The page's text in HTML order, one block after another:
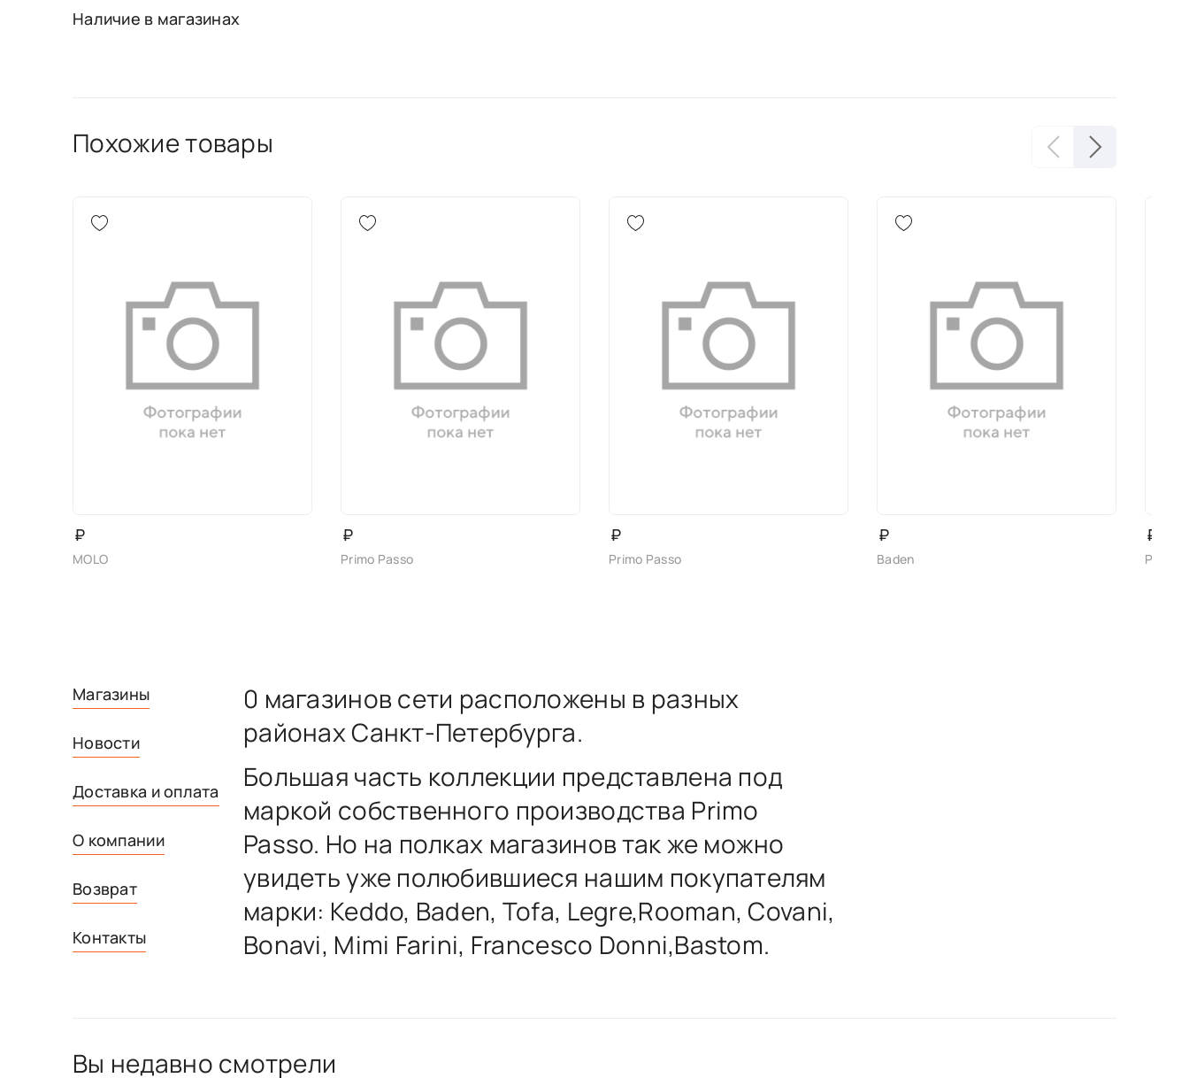
Наличие в магазинах
Похожие товары
₽
MOLO
₽
Primo Passo
₽
Primo Passo
₽
Baden
₽
Primo
Магазины
Новости
Доставка и оплата
О компании
Возврат
Контакты
0 магазинов сети расположены в разных
районах Санкт-Петербурга.
Большая часть коллекции представлена под
маркой собственного производства Primo
Passo. Но на полках магазинов так же можно
увидеть уже полюбившиеся нашим покупателям
марки: Keddo, Baden, Tofa, Legre,Rooman, Covani,
Bonavi, Mimi Farini, Francesco Donni,Bastom.
Вы недавно смотрели